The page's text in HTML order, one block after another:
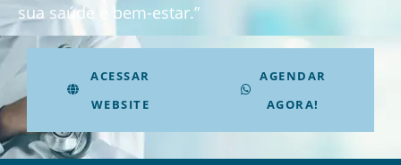
sua saúde e bem-estar.”
ACESSAR
WEBSITE
AGENDAR
AGORA!